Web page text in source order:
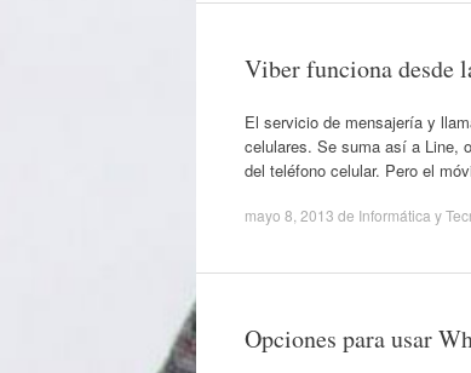
Viber funciona desde
El servicio de mensajería y
celulares. Se suma así a Line,
del teléfono celular. Pero el
mayo 8, 2013 de Informática y
Opciones para usar